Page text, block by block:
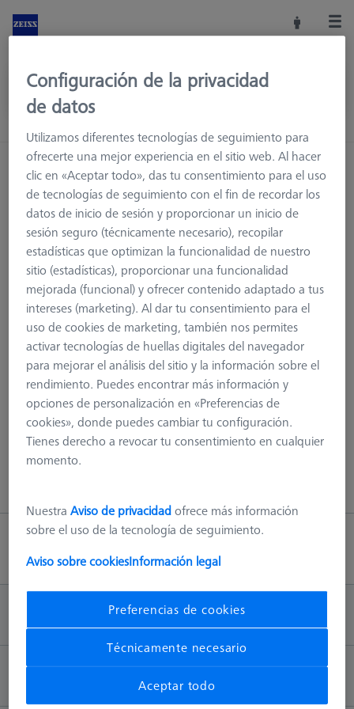
Página no encontrada.
¡404 - hemos explorado todo!
Este error puede tener varias causas, por ej. La página ya no
existe en nuestro servidor o hay un error en la URL.
Configuración de la privacidad
de datos
Utilizamos diferentes tecnologías de seguimiento para
ofrecerte una mejor experiencia en el sitio web. Al hacer
clic en «Aceptar todo», das tu consentimiento para el uso
de tecnologías de seguimiento con el fin de recordar los
datos de inicio de sesión y proporcionar un inicio de
sesión seguro (técnicamente necesario), recopilar
estadísticas que optimizan la funcionalidad de nuestro
sitio (estadísticas), proporcionar una funcionalidad
mejorada (funcional) y ofrecer contenido adaptado a tus
intereses (marketing). Al dar tu consentimiento para el
uso de cookies de marketing, también nos permites
activar tecnologías de huellas digitales del navegador
para mejorar el análisis del sitio y la información sobre el
rendimiento. Puedes encontrar más información y
opciones de personalización en «Preferencias de
cookies», donde puedes cambiar tu configuración.
Tienes derecho a revocar tu consentimiento en cualquier
momento.
NuestraAviso de privacidadofrece más información
sobre el uso de la tecnología de seguimiento.
Aviso sobre cookiesInformación legal
Preferencias de cookies
Técnicamente necesario
Aceptar todo